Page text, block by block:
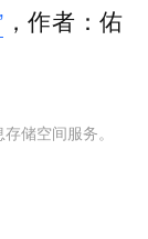
，作者：佑
储空间服务。